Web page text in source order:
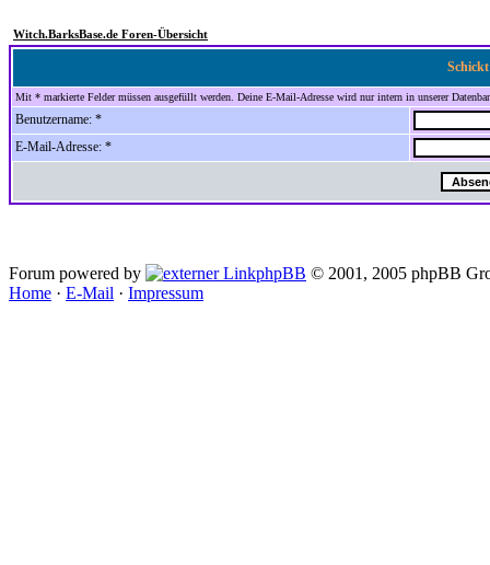
Witch.BarksBase.de Foren-Übersicht
Mit * markierte Felder müssen ausgefüllt werden. Deine E-Mail-Adresse wird nur intern in unserer
Benutzername: *
E-Mail-Adresse: *
Forum powered by phpBB © 2001, 2005 phpBB
Home · E-Mail · Impressum